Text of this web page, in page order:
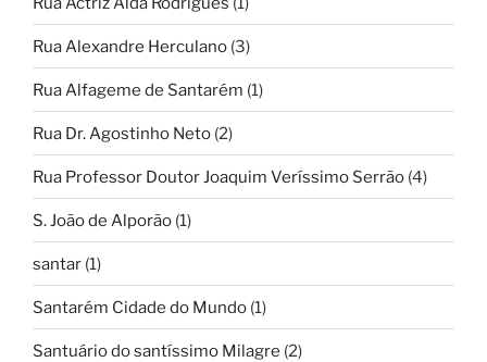
Rua Alexandre Herculano (3)
Rua Alfageme de Santarém (1)
Rua Dr. Agostinho Neto (2)
Rua Professor Doutor Joaquim Veríssimo Serrão (4)
S. João de Alporão (1)
santar (1)
Santarém Cidade do Mundo (1)
Santuário do santíssimo Milagre (2)